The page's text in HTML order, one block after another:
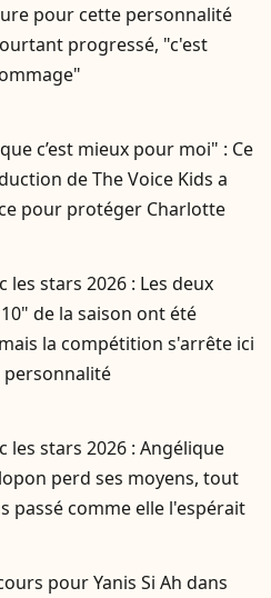
pour cette personnalité
progressé, "c'est
c’est mieux pour moi" : Ce
de The Voice Kids a
pour protéger Charlotte
les stars 2026 : Les deux
de la saison ont été
la compétition s'arrête ici
les stars 2026 : Angélique
perd ses moyens, tout
passé comme elle l'espérait
pour Yanis Si Ah dans